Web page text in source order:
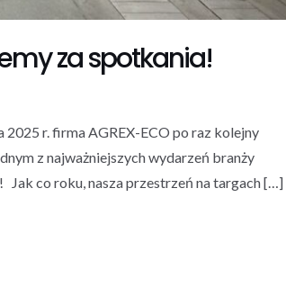
za spotkania!
r. firma AGREX-ECO po raz kolejny
z najważniejszych wydarzeń branży
Jak co roku, nasza przestrzeń na targach […]